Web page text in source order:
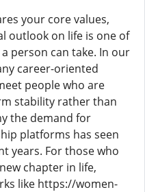
your core values,
outlook on life is one of
person can take. In our
career-oriented
people who are
stability rather than
the demand for
platforms has seen
years. For those who
chapter in life,
like https://women-